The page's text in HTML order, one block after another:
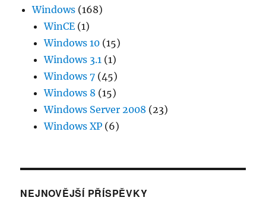
Windows (168)
WinCE (1)
Windows 10 (15)
Windows 3.1 (1)
Windows 7 (45)
Windows 8 (15)
Windows Server 2008 (23)
Windows XP (6)
NEJNOVĚJŠÍ PŘÍSPĚVKY